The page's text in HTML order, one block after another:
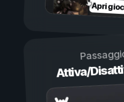
Apri
Attiva/